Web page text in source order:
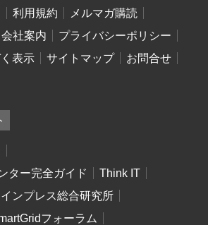
利用規約
メルマガ購読
会社案内
プライバシーポリシー
表示
サイトマップ
お問合せ
ター完全ガイド
Think IT
インプレス総合研究所
フォーラム